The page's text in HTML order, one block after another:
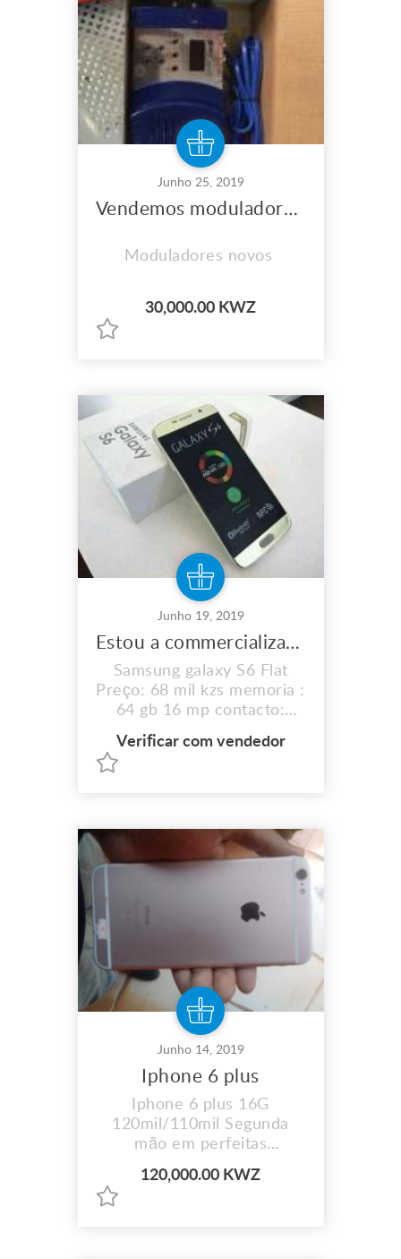
Junho 25, 2019
Vendemos moduladores de imagem
Moduladores novos
30,000.00 KWZ
Junho 19, 2019
Estou a commercializar telemoveis da Samsung galaxy S6 Flat novinhos originais nas suas caixas com t
Samsung galaxy S6 Flat
Preço: 68 mil kzs memoria :
64 gb 16 mp contacto:
Verificar com vendedor
Junho 14, 2019
Iphone 6 plus
Iphone 6 plus 16G
120mil/110mil Segunda
mão em perfeitas
Interessado:992234462
120,000.00 KWZ